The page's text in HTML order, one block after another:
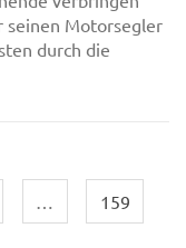
seinen Motorsegler
durch die
159